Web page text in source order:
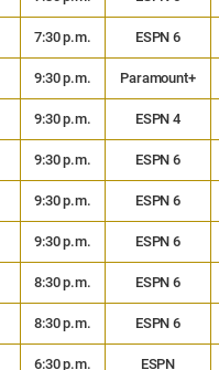
7:30 p.m. ESPN 6
9:30 p.m. Paramount+
9:30 p.m. ESPN 4
9:30 p.m. ESPN 6
9:30 p.m. ESPN 6
9:30 p.m. ESPN 6
8:30 p.m. ESPN 6
8:30 p.m. ESPN 6
6:30 p.m. ESPN